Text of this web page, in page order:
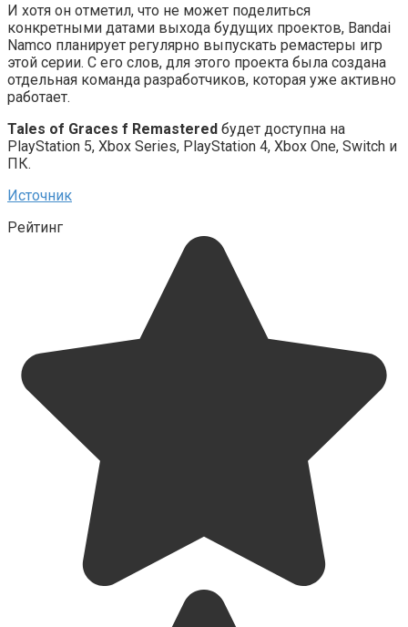
И хотя он отметил, что не может поделиться
конкретными датами выхода будущих проектов, Bandai
Namco планирует регулярно выпускать ремастеры игр
этой серии. С его слов, для этого проекта была создана
отдельная команда разработчиков, которая уже активно
работает.
Tales of Graces f Remastered будет доступна на
PlayStation 5, Xbox Series, PlayStation 4, Xbox One, Switch и
ПК.
Источник
Рейтинг